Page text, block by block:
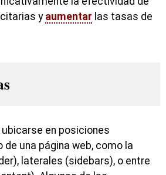
y aumentar las tasas de
en posiciones
una página web, como la
laterales (sidebars), o entre